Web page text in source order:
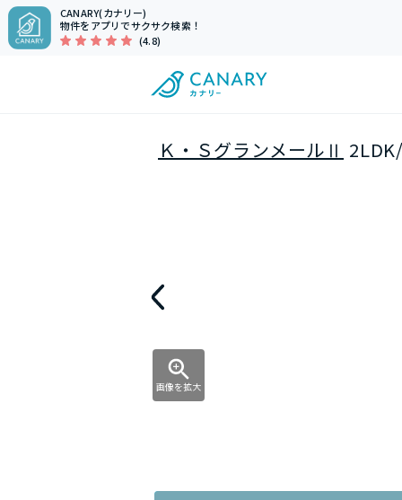
CANARY(カナリー)
物件をアプリでサクサク検索！
(4.8)
Ｋ・ＳグランメールⅡ
画像を拡大